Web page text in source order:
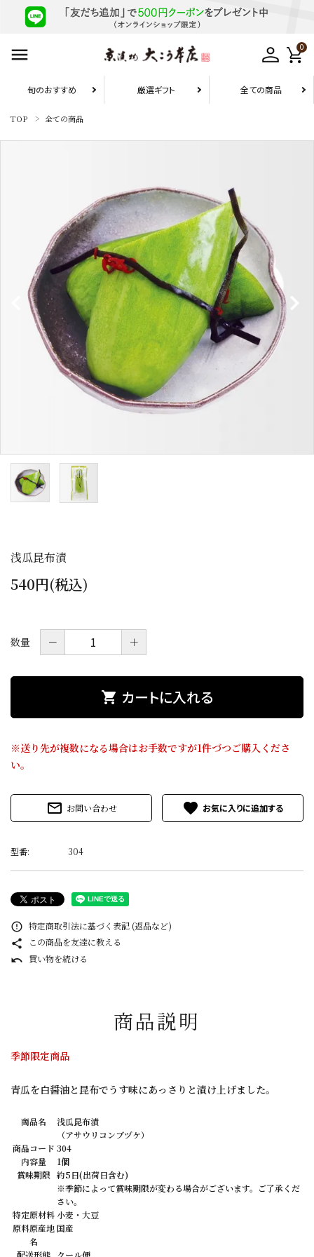
0
旬のおすすめ 厳選ギフト 全ての商品
10,800円（税込）以上の配送で
search
旬のおすすめ
厳選ギフト
お試しセット
カテゴリーから探す
しば漬などの京つけもの（日持ち商品）
筍・沢庵・奈良漬（日持ち商品）
価格から探す
お電話でのご注文
FAXでのご注文
FAX専用注文用紙はこちら（PDF）
meeting_room ログイン person
TOP 全ての商品
浅瓜昆布漬
540円(税込)
数量 － ＋
shopping_cart カートに入れる
※送り先が複数になる場合はお手数ですが1件づつご購入くださ
い。
mail_outline お問い合わせ favorite
型番: 304
error_outline 特定商取引法に基づく表記 (返品など)
share この商品を友達に教える
undo 買い物を続ける
商品説明
季節限定商品
青瓜を白醤油と昆布でうす味にあっさりと漬け上げました。
商品名
浅瓜昆布漬
（アサウリコンブヅケ）
商品コード 304
内容量
1個
賞味期限 約5日(出荷日含む)
※季節によって賞味期限が変わる場合がございます。ご了承くだ
さい。
特定原材料 小麦・大豆
原料原産地
名
国産